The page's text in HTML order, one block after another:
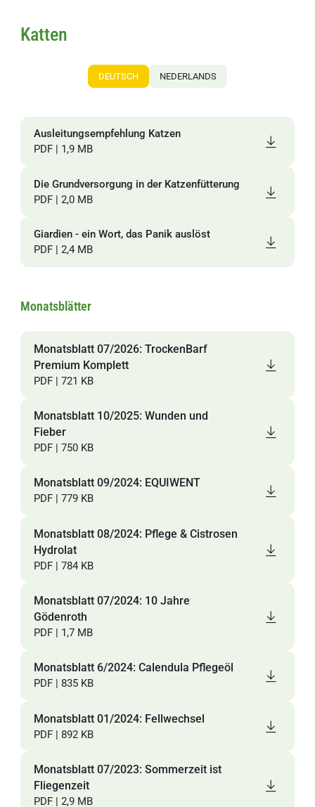
DEUTSCH NEDERLANDS
Katten
Ausleitungsempfehlung Katzen
PDF | 1,9 MB
Die Grundversorgung in der Katzenfütterung
PDF | 2,0 MB
Giardien - ein Wort, das Panik auslöst
PDF | 2,4 MB
Monatsblätter
Monatsblatt 07/2026: TrockenBarf
Premium Komplett
PDF | 721 KB
Monatsblatt 10/2025: Wunden und
Fieber
PDF | 750 KB
Monatsblatt 09/2024: EQUIWENT
PDF | 779 KB
Monatsblatt 08/2024: Pflege & Cistrosen
Hydrolat
PDF | 784 KB
Monatsblatt 07/2024: 10 Jahre
Gödenroth
PDF | 1,7 MB
Monatsblatt 6/2024: Calendula Pflegeöl
PDF | 835 KB
Monatsblatt 01/2024: Fellwechsel
PDF | 892 KB
Monatsblatt 07/2023: Sommerzeit ist
Fliegenzeit
PDF | 2,9 MB